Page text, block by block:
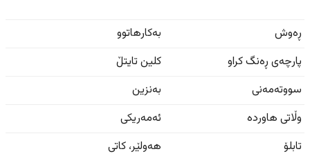
ڕەوش
بەکارهاتوو
پارچەی ڕەنگ کراو
کلین تایتڵ
سووتەمەنی
بەنزین
وڵاتی هاوردە
ئەمەریکی
تابلۆ
هەولێر، کاتی